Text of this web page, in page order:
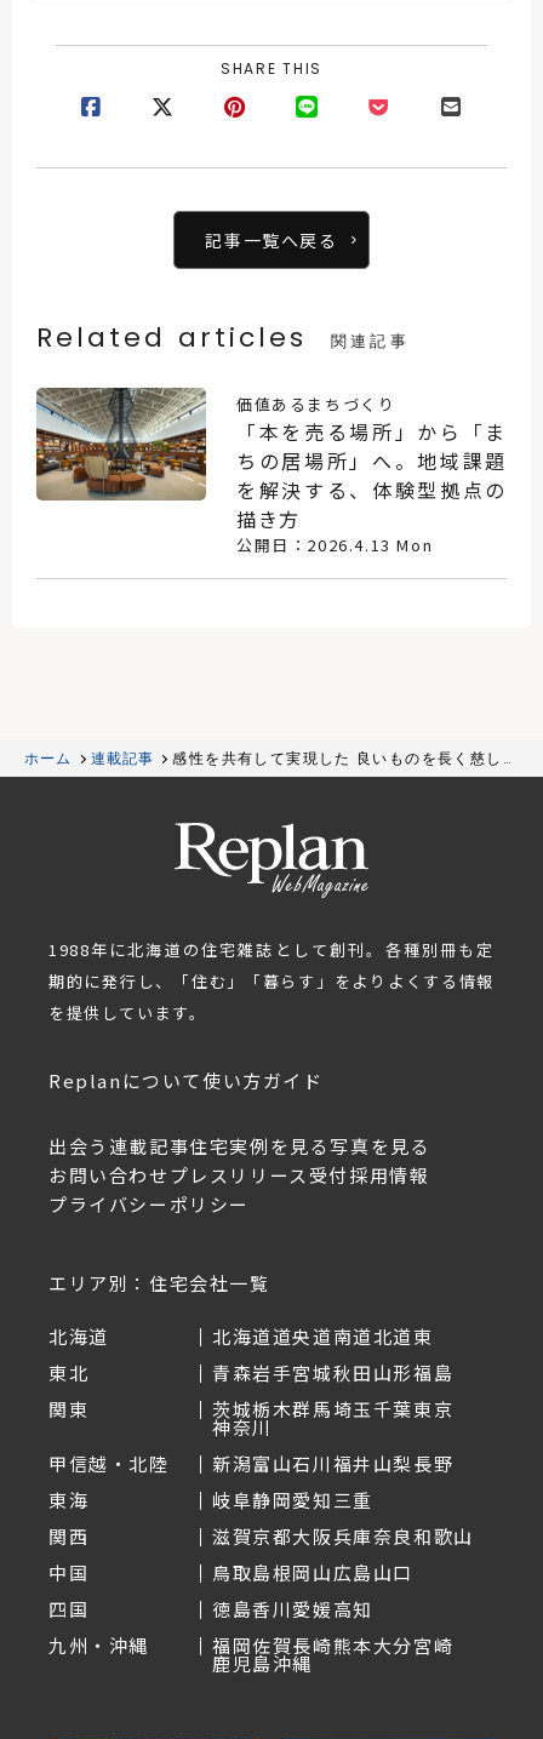
SHARE THIS
記事一覧へ戻る
Related articles 関連記事
価値あるまちづくり
「本を売る場所」から「ま
ちの居場所」へ。地域課題
を解決する、体験型拠点の
描き方
公開日：2026.4.13 Mon
ホーム 連載記事
感性を共有して実現した 良いものを長く慈しむ
家
1988年に北海道の住宅雑誌として創刊。各種別冊も定
期的に発行し、「住む」「暮らす」をよりよくする情報
を提供しています。
Replanについて使い方ガイド
出会う 連載記事住宅実例を見る写真を見る
お問い合わせ プレスリリース受付採用情報
プライバシーポリシー
エリア別：住宅会社一覧
北海道 北海道道央道南道北道東
東北
青森岩手宮城秋田山形福島
関東
茨城栃木群馬埼玉千葉東京
神奈川
甲信越・北陸
新潟富山石川福井山梨長野
東海
岐阜静岡愛知三重
関西
滋賀京都大阪兵庫奈良和歌山
中国
鳥取島根岡山広島山口
四国
徳島香川愛媛高知
九州・沖縄
福岡佐賀長崎熊本大分宮崎
鹿児島沖縄